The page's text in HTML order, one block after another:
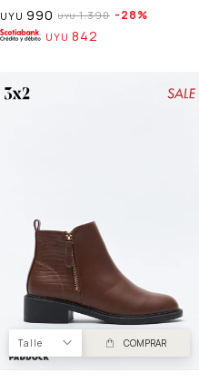
UYU 990 UYU 1.390 28
UYU 842
Talle COMPRAR